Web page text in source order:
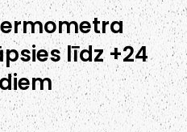
līdz +24